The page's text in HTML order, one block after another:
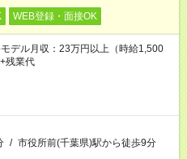
WEB登録・面接OK
デル月収：23万円以上（時給1,500
残業代
/ 市役所前(千葉県)駅から徒歩9分